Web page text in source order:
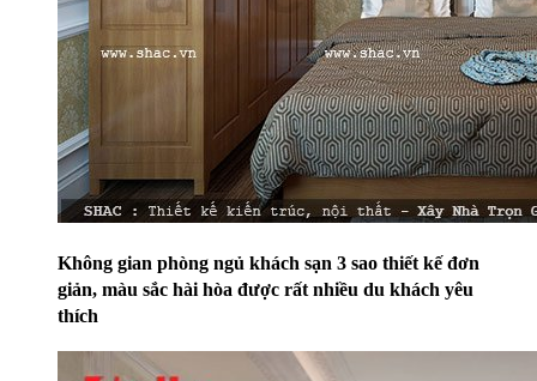
Không gian phòng ngủ khách sạn 3 sao thiết kế đơn
giản, màu sắc hài hòa được rất nhiều du khách yêu
thích